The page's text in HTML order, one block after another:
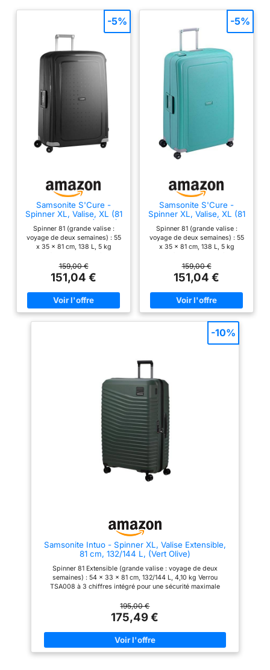
Samsonite S'Cure -
Spinner XL, Valise, XL (81
cm), 138 L, Noir (Black)
Spinner 81 (grande valise :
voyage de deux semaines) : 55
x 35 x 81 cm, 138 L, 5 kg
verrouillage à 3 points
permettant aux voyageurs de
fermer facilement leur valise et
de protéger efficacement leurs
affaires + joint pour éviter
l'infiltration d'humidité Cadenas
159,00 €
151,04 €
-5%
Samsonite S'Cure -
Spinner XL, Valise, XL (81
cm), 138 L, Bleu (Aqua
Blue)
Spinner 81 (grande valise :
voyage de deux semaines) : 55
x 35 x 81 cm, 138 L, 5 kg
verrouillage à 3 points
permettant aux voyageurs de
fermer facilement leur valise et
de protéger efficacement leurs
affaires + joint pour éviter
l'infiltration d'humidité Cadenas
toute sécurité + Étiquette
d'identification intégrée
Poignée télescopique double
159,00 €
151,04 €
-5%
Samsonite Intuo - Spinner XL, Valise Extensible,
81 cm, 132/144 L, (Vert Olive)
Spinner 81 Extensible (grande valise : voyage de deux
semaines) : 54 x 33 x 81 cm, 132/144 L, 4,10 kg Verrou
TSA008 à 3 chiffres intégré pour une sécurité maximale
et de sangles d'emballage encastrées et réglables qui
garantissent que vos affaires ne glissent pas Les roues
doubles faciles à utiliser garantissent un transport facile +
Toutes les tailles ont une fonction d'extension L'Intuo est
fabriqué en polypropylène léger et résistant aux rayures +
intérieur en partie fabriqué à partir de matériaux recyclés
195,00 €
175,49 €
-10%